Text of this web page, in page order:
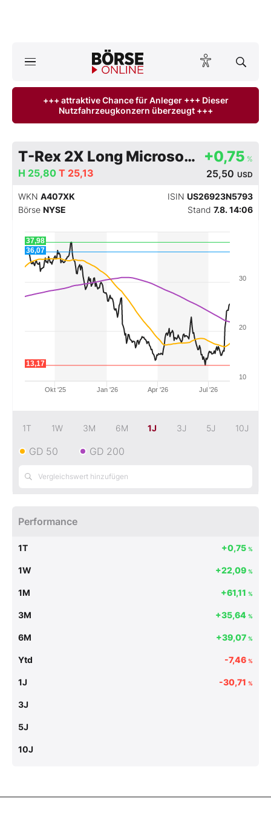
Anlageprodukte
Abo & Shop
BO-Musterdepots
Experten
Mein B:O
Kontakt
+++ attraktive Chance für Anleger +++ Dieser
Nutzfahrzeugkonzern überzeugt +++
T-Rex 2X Long Microsoft Daily +0,75 %
25,50 USD
H 25,80 T 25,13
WKN A407XK ISIN US26923N5793
Börse NYSE Stand 7.8. 14:06
Jan '26 Jul '26
Okt '25 Apr '26
10
20
30
36,07
13,17
37,98
1T 1W 3M 6M 1J 3J 5J 10J
GD 50 GD 200
Performance
1T +0,75 %
1W +22,09 %
1M +61,11 %
3M +35,64 %
6M +39,07 %
Ytd -7,46 %
1J -30,71 %
3J
5J
10J